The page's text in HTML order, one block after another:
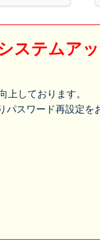
ステムア
しております。
スワード再設定を